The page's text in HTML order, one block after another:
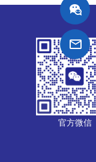
官方微信